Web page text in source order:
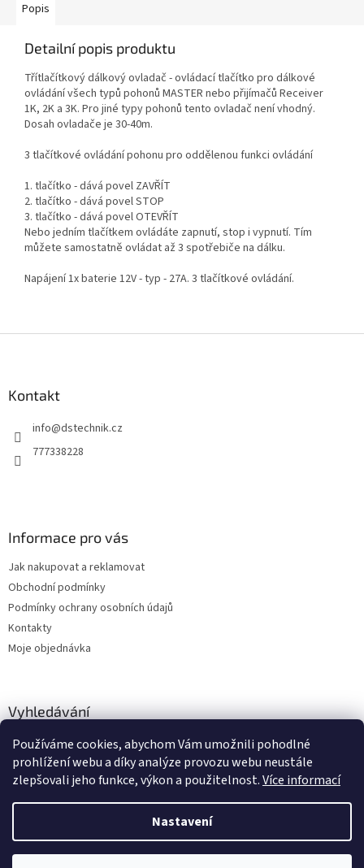
Používáme cookies, abychom Vám umožnili pohodlné
prohlížení webu a díky analýze provozu webu neustále
zlepšovali jeho funkce, výkon a použitelnost.Více informací
Nastavení
Popis
Detailní popis produktu
Třítlačítkový dálkový ovladač - ovládací tlačítko pro dálkové
ovládání všech typů pohonů MASTER nebo přijímačů Receiver
1K, 2K a 3K. Pro jiné typy pohonů tento ovladač není vhodný.
Dosah ovladače je 30-40m.
3 tlačítkové ovládání pohonu pro oddělenou funkci ovládání
1. tlačítko - dává povel ZAVŘÍT
2. tlačítko - dává povel STOP
3. tlačítko - dává povel OTEVŘÍT
Nebo jedním tlačítkem ovládáte zapnutí, stop i vypnutí. Tím
můžete samostatně ovládat až 3 spotřebiče na dálku.
Napájení 1x baterie 12V - typ - 27A. 3 tlačítkové ovládání.
Kontakt
info@dstechnik.cz
777338228
Informace pro vás
Jak nakupovat a reklamovat
Obchodní podmínky
Podmínky ochrany osobních údajů
Kontakty
Moje objednávka
Vyhledávání
HLEDAT
Vytvořil Shoptet